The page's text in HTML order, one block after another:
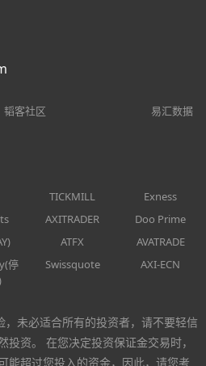
韬客社区 易汇数据
TICKMILL
Exness
AXITRADER
Doo Prime
ATFX
AVATRADE
停
Swissquote AXI-ECN
未必适合所有的投资者，请不要轻信
资。 在您决定投资保证金交易时，
能超过您投入的资金，因此，请您考